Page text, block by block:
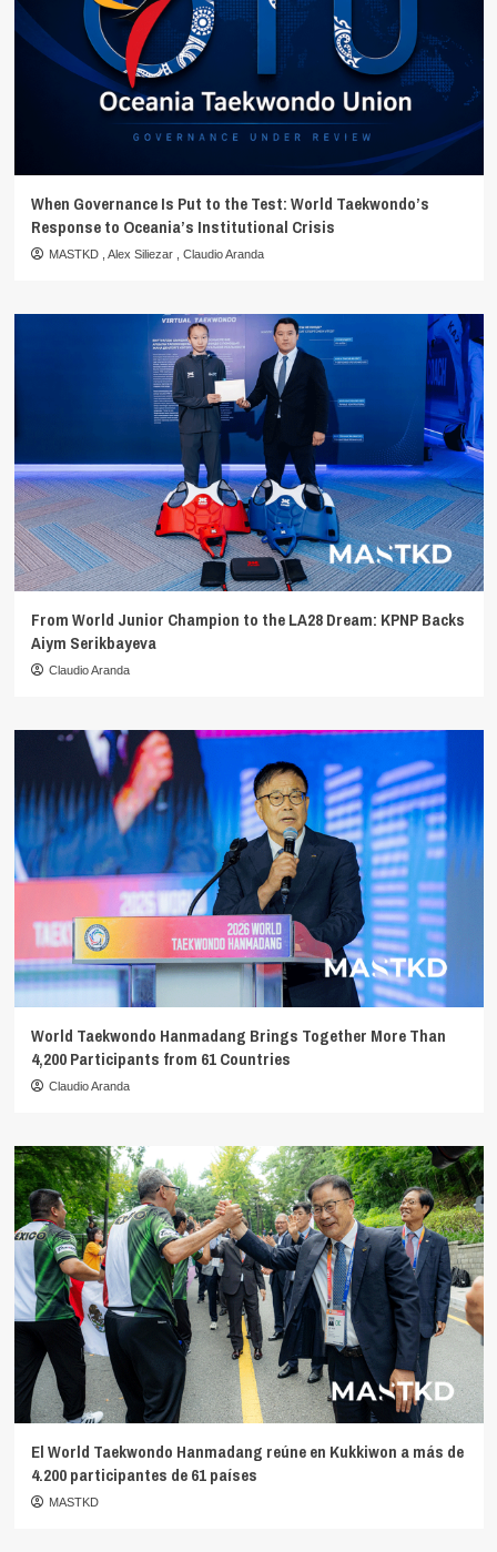
When Governance Is Put to the Test: World Taekwondo’s
Response to Oceania’s Institutional Crisis
MASTKD Alex Siliezar Claudio Aranda
From World Junior Champion to the LA28 Dream: KPNP Backs
Aiym Serikbayeva
Claudio Aranda
World Taekwondo Hanmadang Brings Together More Than
4,200 Participants from 61 Countries
Claudio Aranda
El World Taekwondo Hanmadang reúne en Kukkiwon a más de
4.200 participantes de 61 países
MASTKD